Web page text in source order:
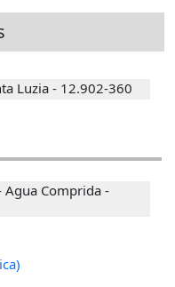
Luzia - 12.902-360
Agua Comprida -